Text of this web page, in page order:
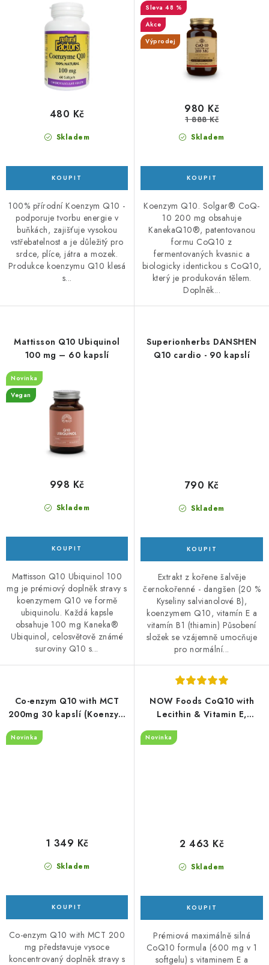
Skladem
480 Kč
100% přírodní Koenzym Q10 -
podporuje tvorbu energie v
buňkách, zajišťuje vysokou
vstřebatelnost a je důležitý pro
srdce, plíce, játra a mozek.
Produkce koenzymu Q10 klesá
s...
48 %
Akce
Výprodej
Skladem
980 Kč
1 888 Kč
Koenzym Q10. Solgar® CoQ-
10 200 mg obsahuje
KanekaQ10®, patentovanou
formu CoQ10 z
fermentovaných kvasnic a
biologicky identickou s CoQ10,
který je produkován tělem.
Doplněk...
Mattisson Q10 Ubiquinol
100 mg – 60 kapslí
Novinka
Vegan
Skladem
998 Kč
Mattisson Q10 Ubiquinol 100
mg je prémiový doplněk stravy s
koenzymem Q10 ve formě
ubiquinolu. Každá kapsle
obsahuje 100 mg Kaneka®
Ubiquinol, celosvětově známé
suroviny Q10 s...
Superionherbs DANSHEN
Q10 cardio - 90 kapslí
Skladem
790 Kč
Extrakt z kořene šalvěje
černokořenné - dangšen (20 %
Kyseliny salvianolové B),
koenzymem Q10, vitamín E a
vitamín B1 (thiamin) Působení
složek se vzájemně umocňuje
pro normální...
Co-enzym Q10 with MCT
200mg 30 kapslí (Koenzym
Novinka
Skladem
1 349 Kč
Co-enzym Q10 with MCT 200
mg představuje vysoce
koncentrovaný doplněk stravy s
NOW Foods CoQ10 with
Lecithin & Vitamin E,
Novinka
Skladem
2 463 Kč
Prémiová maximálně silná
CoQ10 formula (600 mg v 1
softgelu) s vitaminem E a